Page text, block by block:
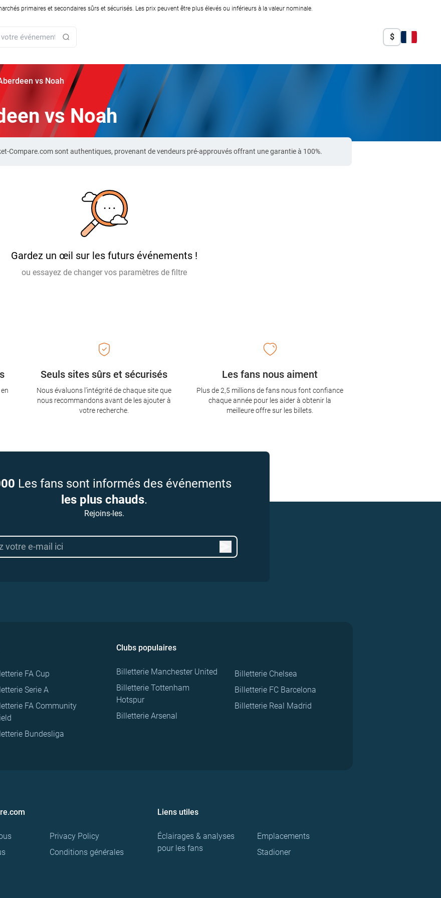
primaires et secondaires sûrs et sécurisés. Les prix peuvent être plus élevés ou inférieurs à la valeur nominale.
$
vs Noah
vs Noah
Compare.com sont authentiques, provenant de vendeurs pré-approuvés offrant une garantie à 100%.
Gardez un œil sur les futurs événements !
ou essayez de changer vos paramètres de filtre
Seuls sites sûrs et sécurisés
Nous évaluons l'intégrité de chaque site que
nous recommandons avant de les ajouter à
votre recherche.
Les fans nous aiment
Plus de 2,5 millions de fans nous font confiance
chaque année pour les aider à obtenir la
meilleure offre sur les billets.
Les fans sont informés des événements
les plus chauds.
Rejoins-les.
FA Cup
Serie A
FA Community
Bundesliga
Clubs populaires
Billetterie Manchester United
Billetterie Tottenham
Hotspur
Billetterie Arsenal
Billetterie Chelsea
Billetterie FC Barcelona
Billetterie Real Madrid
Privacy Policy
Conditions générales
Liens utiles
Éclairages & analyses
pour les fans
Emplacements
Stadioner